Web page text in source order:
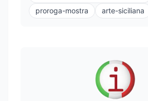
proroga-mostra
arte-siciliana